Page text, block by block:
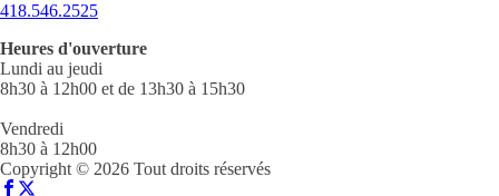
418.546.2525
Heures d'ouverture
Lundi au jeudi
8h30 à 12h00 et de 13h30 à 15h30
Vendredi
8h30 à 12h00
Copyright © 2026 Tout droits réservés